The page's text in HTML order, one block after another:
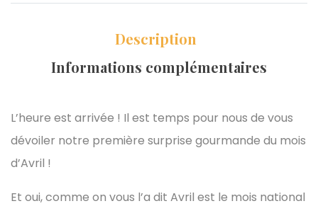
Description
Informations complémentaires
L’heure est arrivée ! Il est temps pour nous de vous
dévoiler notre première surprise gourmande du mois
d’Avril !
Et oui, comme on vous l’a dit Avril est le mois national